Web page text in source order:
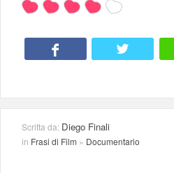
Scritta da: Diego Finali
in Frasi di Film » Documentario